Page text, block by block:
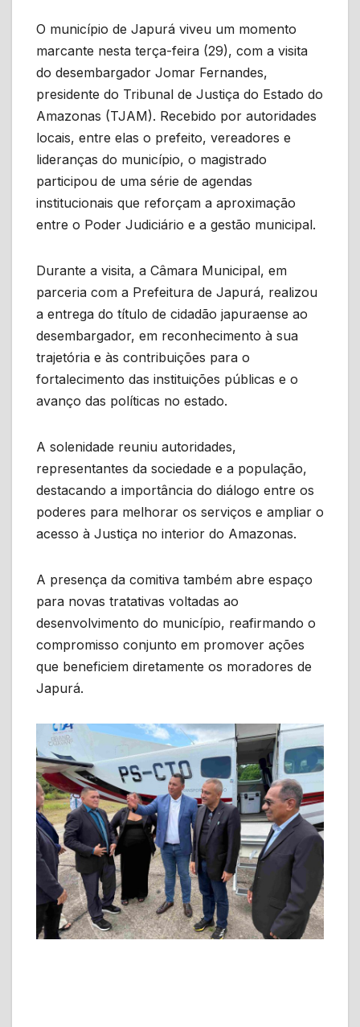
O município de Japurá viveu um momento
marcante nesta terça-feira (29), com a visita
do desembargador Jomar Fernandes,
presidente do Tribunal de Justiça do Estado do
Amazonas (TJAM). Recebido por autoridades
locais, entre elas o prefeito, vereadores e
lideranças do município, o magistrado
participou de uma série de agendas
institucionais que reforçam a aproximação
entre o Poder Judiciário e a gestão municipal.
Durante a visita, a Câmara Municipal, em
parceria com a Prefeitura de Japurá, realizou
a entrega do título de cidadão japuraense ao
desembargador, em reconhecimento à sua
trajetória e às contribuições para o
fortalecimento das instituições públicas e o
avanço das políticas no estado.
A solenidade reuniu autoridades,
representantes da sociedade e a população,
destacando a importância do diálogo entre os
poderes para melhorar os serviços e ampliar o
acesso à Justiça no interior do Amazonas.
A presença da comitiva também abre espaço
para novas tratativas voltadas ao
desenvolvimento do município, reafirmando o
compromisso conjunto em promover ações
que beneficiem diretamente os moradores de
Japurá.